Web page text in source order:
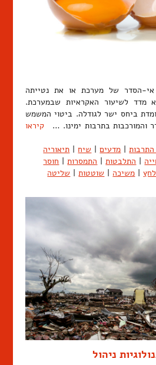
אי-הסדר של מערכת או את נטייתה
מדד לשיעור האקראיות שבמערכת.
ביחס ישר לגודלה. ביטוי המשמש
והמורכבות בתרבות ימינו. …קיראו
התרבות | מדעים | שיח | תיאוריה
| התלבטות | התמסרות | חוסר
לחץ | משיכה | שוטטות | שליטה
ניהול